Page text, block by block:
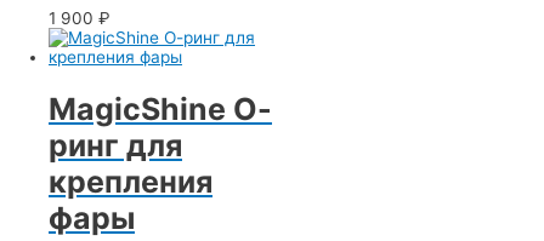
1 900 ₽
MagicShine О-
ринг для
крепления
фары